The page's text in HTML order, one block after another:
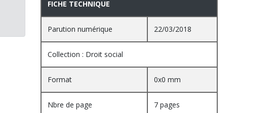
FICHE TECHNIQUE
Parution numérique 22/03/2018
Collection : Droit social
Format 0x0 mm
Nbre de page 7 pages